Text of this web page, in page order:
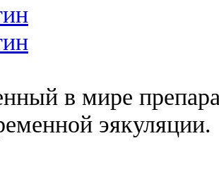
в мире
эякуляции.